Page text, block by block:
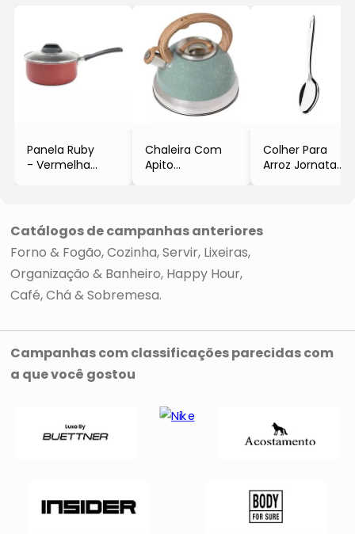
Panela Ruby
- Vermelha
Chaleira Com
Apito
Colher Para
Arroz Jornata
Catálogos de campanhas anteriores
Forno & Fogão Cozinha Servir Lixeiras
Organização & Banheiro Happy Hour
Café, Chá & Sobremesa
Campanhas com classificações parecidas com
a que você gostou